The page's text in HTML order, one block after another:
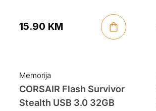
15.90 KM
Memorija
CORSAIR Flash Survivor
Stealth USB 3.0 32GB